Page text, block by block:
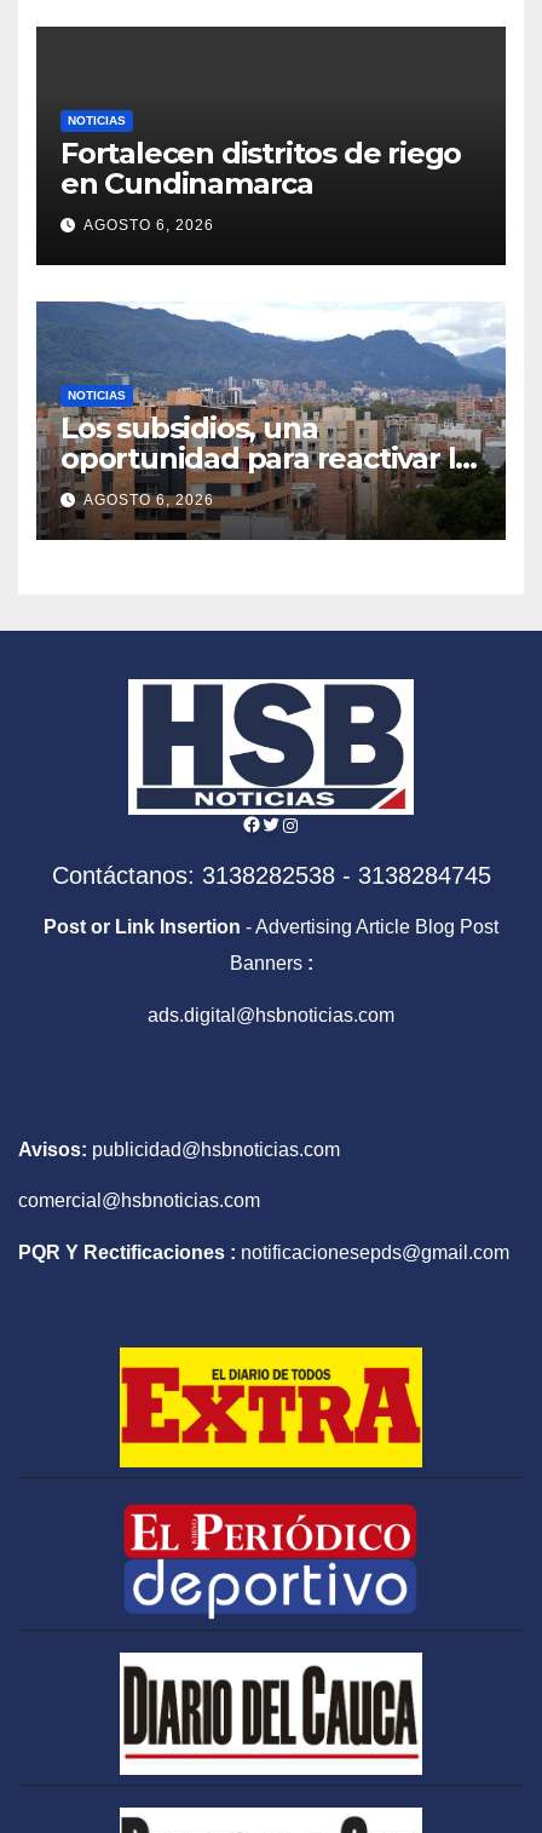
NOTICIAS
Fortalecen distritos de riego
en Cundinamarca
AGOSTO 6, 2026
NOTICIAS
Los subsidios, una
oportunidad para reactivar la
compra de vivienda
AGOSTO 6, 2026
Facebook
Twitter
Instagram
Contáctanos: 3138282538 - 3138284745
Post or Link Insertion - Advertising Article Blog Post
Banners :
ads.digital@hsbnoticias.com
Avisos: publicidad@hsbnoticias.com
comercial@hsbnoticias.com
PQR Y Rectificaciones : notificacionesepds@gmail.com